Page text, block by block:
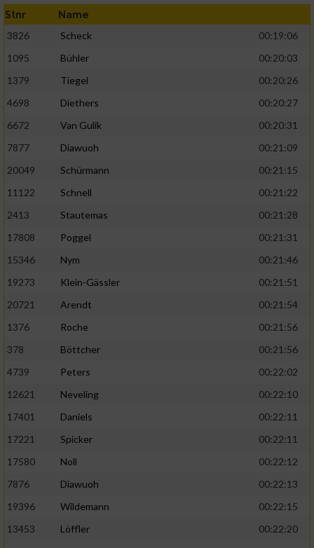
Stnr Name
3826 Scheck
00:19:06
1095
Bühler
00:20:03
1379
Tiegel
00:20:26
4698
Diethers
00:20:27
6672
Van Gulik
00:20:31
7877
Diawuoh
00:21:09
20049
Schürmann
00:21:15
11122
Schnell
00:21:22
2413
Stautemas
00:21:28
17808
Poggel
00:21:31
15346
Nym
00:21:46
19273
Klein-Gässler
00:21:51
20721
Arendt
00:21:54
1376
Roche
00:21:56
378
Böttcher
00:21:56
4739
Peters
00:22:02
12621
Neveling
00:22:10
17401
Daniels
00:22:11
17221
Spicker
00:22:11
17580
Noll
00:22:12
7876
Diawuoh
00:22:13
19396
Wildemann
00:22:15
13453
Löffler
00:22:20